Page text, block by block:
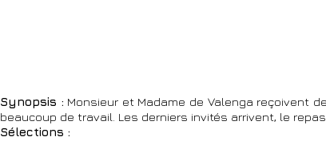
Synopsis : Monsieur et Madame de Valenga reçoivent
beaucoup de travail. Les derniers invités arrivent, le
​​Sélections :